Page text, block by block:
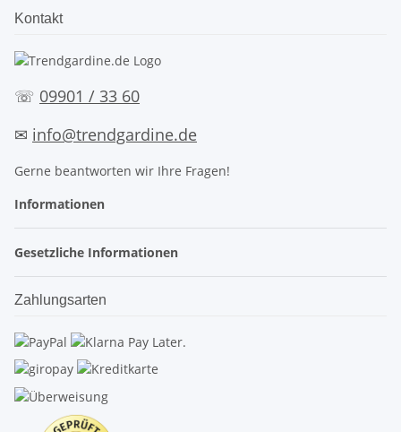
Kontakt
☏ 09901 / 33 60
✉ info@trendgardine.de
Gerne beantworten wir Ihre Fragen!
Informationen
Gesetzliche Informationen
Zahlungsarten